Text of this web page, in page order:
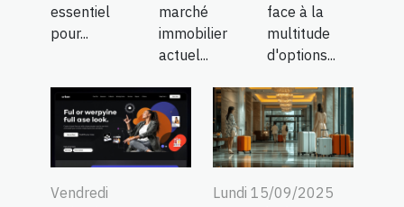
essentiel
pour...
marché
immobilier
actuel...
face à la
multitude
d'options...
Vendredi
Lundi 15/09/2025